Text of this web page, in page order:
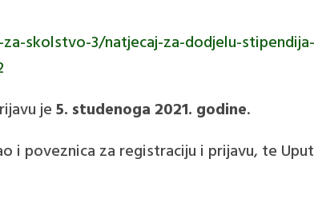
skolstvo-3/natjecaj-za-dodjelu-
je5. studenoga 2021. godine.
i poveznica za registraciju i prijavu, te